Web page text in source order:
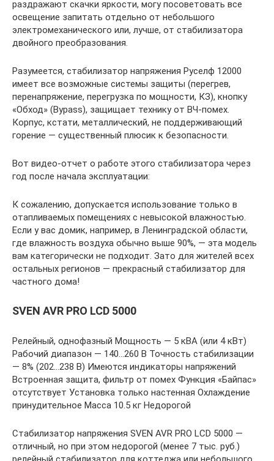
раздражают скачки яркости, могу посоветовать все
освещение запитать отдельно от небольшого
электромеханического или, лучше, от стабилизатора
двойного преобразования.
Разумеется, стабилизатор напряжения Руселф 12000
имеет все возможные системы защиты (перегрев,
перенапряжение, перегрузка по мощности, КЗ), кнопку
«Обход» (Bypass), защищает технику от ВЧ-помех.
Корпус, кстати, металлический, не поддерживающий
горение — существенный плюсик к безопасности.
Вот видео-отчет о работе этого стабилизатора через
год после начала эксплуатации:
К сожалению, допускается использование только в
отапливаемых помещениях с невысокой влажностью.
Если у вас домик, например, в Ленинградской области,
где влажность воздуха обычно выше 90%, — эта модель
вам категорически не подходит. Зато для жителей всех
остальных регионов — прекрасный стабилизатор для
частного дома!
SVEN AVR PRO LCD 5000
Релейный, однофазный Мощность — 5 кВА (или 4 кВт)
Рабочий диапазон — 140…260 В Точность стабилизации
— 8% (202…238 В) Имеются индикаторы напряжений
Встроенная защита, фильтр от помех Функция «Байпас»
отсутствует Установка только настенная Охлаждение
принудительное Масса 10.5 кг Недорогой
Стабилизатор напряжения SVEN AVR PRO LCD 5000 —
отличный, но при этом недорогой (менее 7 тыс. руб.)